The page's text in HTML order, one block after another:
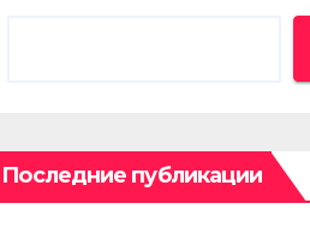
Последние публикации